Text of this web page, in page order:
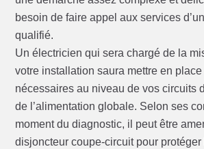
besoin de faire appel aux services
qualifié.
Un électricien qui sera chargé de la
votre installation saura mettre en
nécessaires au niveau de vos circuits
de l’alimentation globale. Selon ses
moment du diagnostic, il peut être
disjoncteur coupe-circuit pour protéger